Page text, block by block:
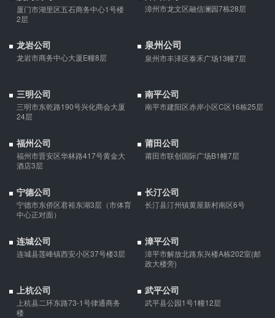
夫妻财产约定协议公证由当事人一方的住所地或协议签订地公证处
受理。
支票有效期
支票有效期是10天，法定节假日可以顺延。
微信转账凭证能证明存在借款关系吗？
不能证明双方存在借款关系。
夫妻一方死亡后,债务怎么处理？
债权人就婚姻关系存续期间夫妻一方以个人名义所负债务主张权利
的，应当按夫妻共同债务处理。
厦门市湖里区五石商务中心1号楼
2层
漳州市龙文区融信澜园7栋28层
龙岩公司
龙岩市商务中心大厦E幢8层
泉州公司
泉州市丰泽区泰禾广场13幢7层
三明公司
三明市东乾路190号兴化商会大厦
24层
南平公司
南平市建阳区赤岸小区C区16栋25层
福州公司
福州市晋安区华林路417号黄金大
酒店3层
莆田公司
莆田市联创国际广场B1幢7层
宁德公司
宁德市东侨区君裕东湖3层（市体育
中心正对面）
长汀公司
长汀县汀州镇黄屋新村南区6号
连城公司
连城县莲峰镇西安小区37号楼3层
漳平公司
漳平市解放北路东兴楼A栋202室(邮
政大楼旁)
上杭公司
上杭县二环东路73-1号律通商务
楼
武平公司
武平县公园1号1幢12层